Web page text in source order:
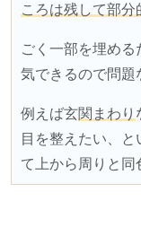
ころは残して部分
ごく一部を埋め
気できるので問題
例えば玄関まわり
目を整えたい、
て上から周りと同